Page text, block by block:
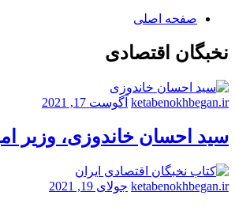
صفحه اصلی
نخبگان اقتصادی
ketabenokhbegan.ir آگوست 17, 2021
سید احسان خاندوزی، وزیر
ketabenokhbegan.ir جولای 19, 2021